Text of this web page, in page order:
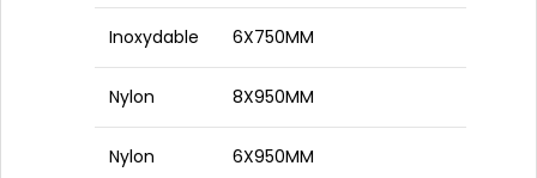
Inoxydable 6X750MM
Nylon 8X950MM
Nylon 6X950MM